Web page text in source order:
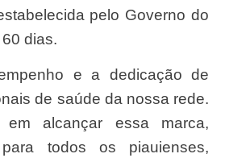
pelo Governo do
dias.
de saúde da nossa rede.
em alcançar essa marca,
para todos os piauienses,